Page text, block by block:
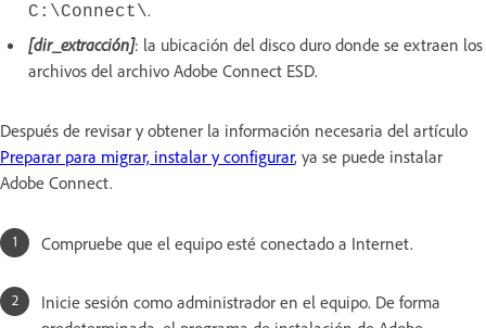
C:\Connect\.
[dir_extracción]: la ubicación del disco duro donde se extraen los
archivos del archivo Adobe Connect ESD.
Después de revisar y obtener la información necesaria del artículo
Preparar para migrar, instalar y configurar, ya se puede instalar
Adobe Connect.
Compruebe que el equipo esté conectado a Internet.
Inicie sesión como administrador en el equipo. De forma